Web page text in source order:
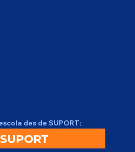
des de SUPORT:
SUPORT